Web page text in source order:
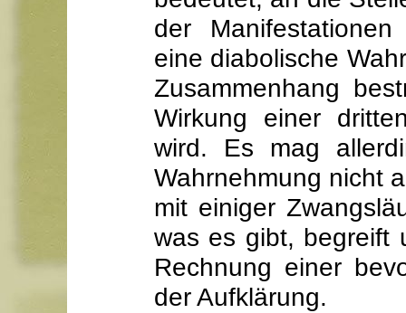
der
eine diabolische
Zusammenhang
Wirkung einer
wird. Es mag
Wahrnehmung nicht
mit einiger
was es gibt, begreift
Rechnung einer
der Aufklärung.